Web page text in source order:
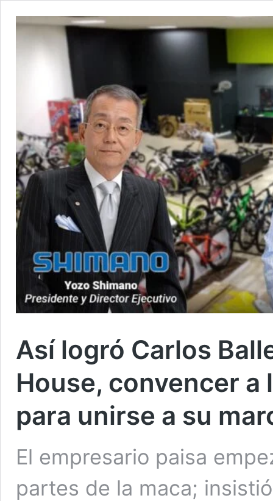
Así logró Carlos
House, convencer a
para unirse a su
El empresario paisa
partes de la maca;